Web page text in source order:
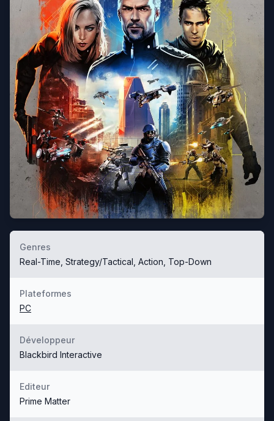
Genres
Real-Time, Strategy/Tactical, Action, Top-Down
Plateformes
PC
Développeur
Blackbird Interactive
Editeur
Prime Matter